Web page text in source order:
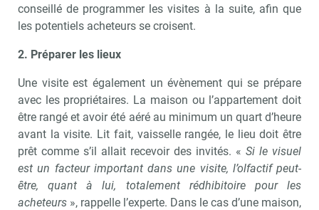
conseillé de programmer les visites à la suite, afin que
les potentiels acheteurs se croisent.
2. Préparer les lieux
Une visite est également un évènement qui se prépare
avec les propriétaires. La maison ou l’appartement doit
être rangé et avoir été aéré au minimum un quart d’heure
avant la visite. Lit fait, vaisselle rangée, le lieu doit être
prêt comme s’il allait recevoir des invités. « Si le visuel
est un facteur important dans une visite, l’olfactif peut-
être, quant à lui, totalement rédhibitoire pour les
acheteurs », rappelle l’experte. Dans le cas d’une maison,